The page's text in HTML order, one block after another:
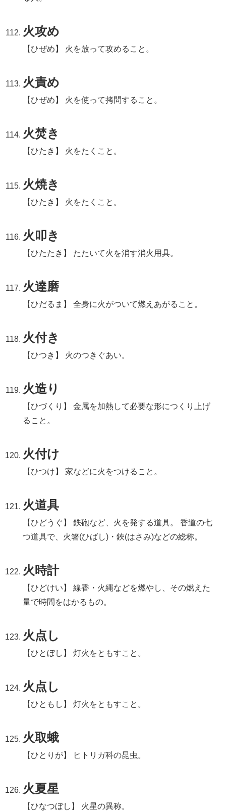
火攻め
【ひぜめ】 火を放って攻めること。
火責め
【ひぜめ】 火を使って拷問すること。
火焚き
【ひたき】 火をたくこと。
火焼き
【ひたき】 火をたくこと。
火叩き
【ひたたき】 たたいて火を消す消火用具。
火達磨
【ひだるま】 全身に火がついて燃えあがること。
火付き
【ひつき】 火のつきぐあい。
火造り
【ひづくり】 金属を加熱して必要な形につくり上げ
ること。
火付け
【ひつけ】 家などに火をつけること。
火道具
【ひどうぐ】 鉄砲など、火を発する道具。 香道の七
つ道具で、火箸(ひばし)・鋏(はさみ)などの総称。
火時計
【ひどけい】 線香・火縄などを燃やし、その燃えた
量で時間をはかるもの。
火点し
【ひとぼし】 灯火をともすこと。
火点し
【ひともし】 灯火をともすこと。
火取蛾
【ひとりが】 ヒトリガ科の昆虫。
火夏星
【ひなつぼし】 火星の異称。